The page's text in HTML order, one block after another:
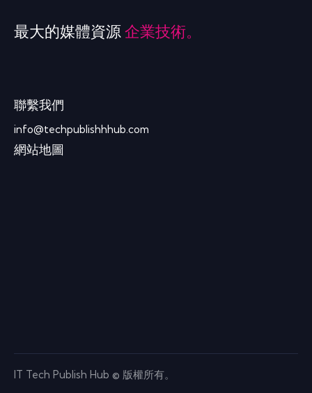
最大的媒體資源 企業技術。
聯繫我們
info@techpublishhhub.com
網站地圖
IT Tech Publish Hub © 版權所有。